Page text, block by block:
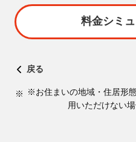
料金シミ
戻る
※お住まいの地域・住居形
用いただけない